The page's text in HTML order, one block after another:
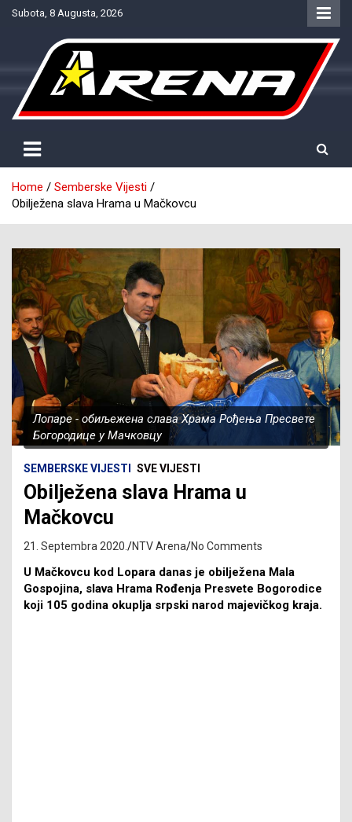
SkipSubota, 8 Augusta, 2026
NTV Arena
Home
Semberske Vijesti
Obilježena slava Hrama u Mačkovcu
Лопаре - обиљежена слава Храма Рођења Пресвете
Богородице у Мачковцу
SEMBERSKE VIJESTI SVE VIJESTI
Obilježena slava Hrama u
Mačkovcu
21. Septembra 2020. NTV Arena No Comments
U Mačkovcu kod Lopara danas je obilježena Mala
Gospojina, slava Hrama Rođenja Presvete Bogorodice
koji 105 godina okuplja srpski narod majevičkog kraja.